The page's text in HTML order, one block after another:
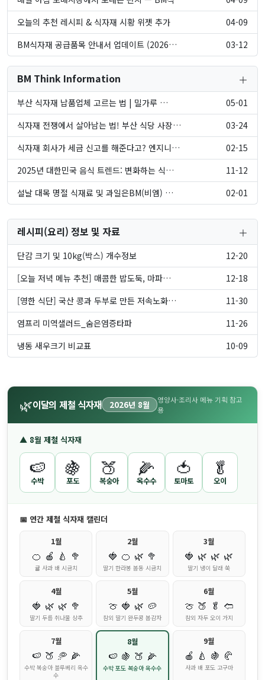
오늘의 추천 레시피 & 식자재 시황 위젯 추가
04-09
BM식자재 공급품목 안내서 업데이트 (2026…
03-12
BM Think Information
부산 식자재 납품업체 고르는 법 | 밀가루 …
05-01
식자재 전쟁에서 살아남는 법! 부산 식당 사장…
03-24
식자재 회사가 세금 신고를 해준다고? 엔지니어…
02-15
2025년 대한민국 음식 트렌드: 변화하는 식…
11-12
설날 대목 명절 식재료 및 과일은BM(비엠) …
02-01
레시피(요리) 정보 및 자료
단감 크기 및 10kg(박스) 개수정보
12-20
[오늘 저녁 메뉴 추천] 매콤한 밥도둑, 마파…
12-18
[영한 식단] 국산 콩과 두부로 만든 저속노화…
11-30
염프리 미역샐러드_숨은염증타파
11-26
냉동 새우크기 비교표
10-09
🌿이달의 제철 식자재 2026년 8월
영양사·조리사 메뉴 기획 참고
용
▲ 8월 제철 식자재
🍉
수박
🍇
포도
🍑
복숭아
🌽
옥수수
🍅
토마토
🥬
오이
📅 연간 제철 식자재 캘린더
1월
🍊 🍎 🍐 🥦
귤 사과 배 시금치
2월
🍓 🍊 🌿 🥦
딸기 한라봉 봄동 시금치
3월
🍓 🌿 🌿 🌿
딸기 냉이 달래 쑥
4월
🍓 🌿 🌿 🥦
딸기 두릅 취나물 상추
5월
🍈 🍓 🌿 🥔
참외 딸기 완두콩 봄감자
6월
🍈 🍑 🥬 🢢
참외 자두 오이 가지
7월
🍉 🍑 🥏 🌽
수박 복숭아 블루베리 옥수
수
8월
🍉 🍇 🍑 🌽
수박 포도 복숭아 옥수수
9월
🍎 🍐 🍇 🥐
사과 배 포도 고구마